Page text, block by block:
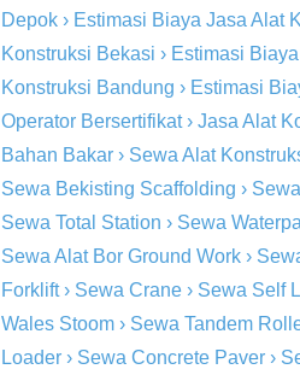
Depok › Estimasi Biaya Jasa Alat
Konstruksi Bekasi › Estimasi
Konstruksi Bandung › Estimasi
Operator Bersertifikat› Jasa Alat
Bahan Bakar › Sewa Alat
Sewa Bekisting Scaffolding ›
Sewa Total Station › Sewa
Sewa Alat Bor Ground Work ›
Forklift› Sewa Crane › Sewa Self
Wales Stoom › Sewa Tandem
Loader › Sewa Concrete Paver ›